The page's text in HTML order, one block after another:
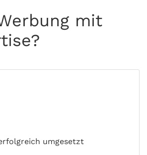
mit
umgesetzt